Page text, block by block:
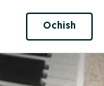
Ochish